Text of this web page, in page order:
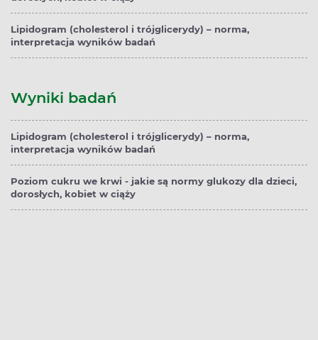
Lipidogram (cholesterol i trójglicerydy) – norma,
interpretacja wyników badań
Wyniki badań
Lipidogram (cholesterol i trójglicerydy) – norma,
interpretacja wyników badań
Poziom cukru we krwi - jakie są normy glukozy dla dzieci,
dorosłych, kobiet w ciąży